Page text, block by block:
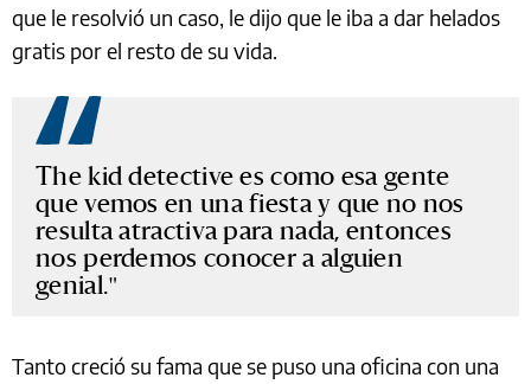
que le resolvió un caso, le dijo que le iba a dar helados
gratis por el resto de su vida.
The kid detective es como esa gente
que vemos en una fiesta y que no nos
resulta atractiva para nada, entonces
nos perdemos conocer a alguien
genial.
Tanto creció su fama que se puso una oficina con una